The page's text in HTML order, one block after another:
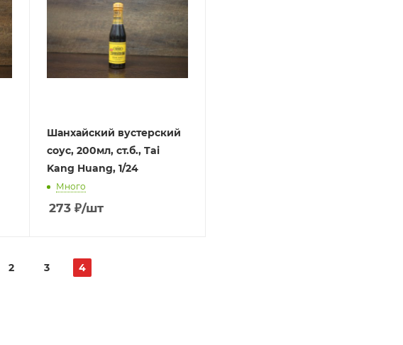
Шанхайский вустерский
соус, 200мл, ст.б., Tai
Kang Huang, 1/24
Много
273₽/шт
2 3 4